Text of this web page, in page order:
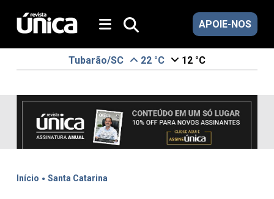
APOIE-NOS
Tubarão/SC 22 °C 12 °C
Início . Santa Catarina